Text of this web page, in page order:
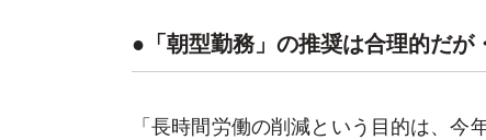
●「朝型勤務」の推奨は合理的だが
「長時間労働の削減という目的は、